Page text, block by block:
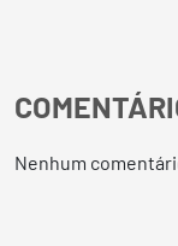
Nenhum